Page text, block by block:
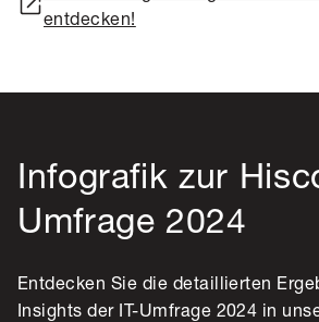
entdecken!
Infografik zur
Umfrage 2024
Entdecken Sie die detaillierten
Insights der IT-Umfrage 2024 in